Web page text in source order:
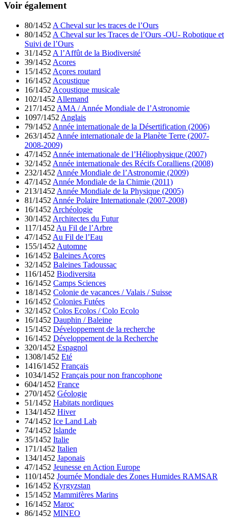
Voir également
80/1452 A Cheval sur les traces de l’Ours
80/1452 A Cheval sur les Traces de l’Ours -OU- Robotique et
Suivi de l’Ours
31/1452 A l’Affût de la Biodiversité
39/1452 Acores
15/1452 Açores routard
16/1452 Acoustique
16/1452 Acoustique musicale
102/1452 Allemand
217/1452 AMA / Année Mondiale de l’Astronomie
1097/1452 Anglais
79/1452 Année internationale de la Désertification (2006)
263/1452 Année internationale de la Planète Terre (2007-
2008-2009)
47/1452 Année internationale de l’Héliophysique (2007)
32/1452 Année internationale des Récifs Coralliens (2008)
232/1452 Année Mondiale de l’Astronomie (2009)
47/1452 Année Mondiale de la Chimie (2011)
213/1452 Année Mondiale de la Physique (2005)
81/1452 Année Polaire Internationale (2007-2008)
16/1452 Archéologie
30/1452 Architectes du Futur
117/1452 Au Fil de l’Arbre
47/1452 Au Fil de l’Eau
155/1452 Automne
16/1452 Baleines Açores
32/1452 Baleines Tadoussac
116/1452 Biodiversita
16/1452 Camps Sciences
18/1452 Colonie de vacances / Valais / Suisse
16/1452 Colonies Futées
32/1452 Colos Ecolos / Colo Ecolo
16/1452 Dauphin / Baleine
15/1452 Développement de la recherche
16/1452 Développement de la Recherche
320/1452 Espagnol
1308/1452 Eté
1416/1452 Français
1034/1452 Français pour non francophone
604/1452 France
270/1452 Géologie
51/1452 Habitats nordiques
134/1452 Hiver
74/1452 Ice Land Lab
74/1452 Islande
35/1452 Italie
171/1452 Italien
134/1452 Japonais
47/1452 Jeunesse en Action Europe
110/1452 Journée Mondiale des Zones Humides RAMSAR
16/1452 Kyrgyzstan
15/1452 Mammifères Marins
16/1452 Maroc
86/1452 MINEO